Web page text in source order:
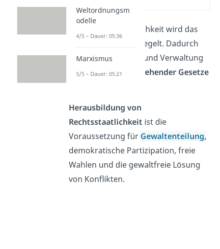
Durch Rechtsstaatlichkeit wird das
Gewaltmonopol geregelt. Dadurch
kann die Regierung und Verwaltung
nur im Rahmen
bestehender Gesetze
Herausbildung von
Rechtsstaatlichkeit ist die
Voraussetzung für Gewaltenteilung,
demokratische Partizipation, freie
Wahlen und die gewaltfreie Lösung
von Konflikten.
Weltordnungsm
odelle
4/5 – Dauer: 05:36
Marxismus
5/5 – Dauer: 05:21